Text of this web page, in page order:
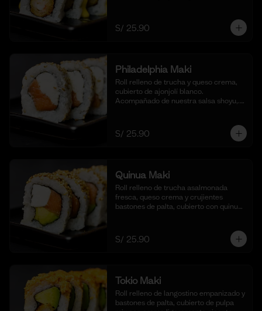
S/ 25.90
Philadelphia Maki
Roll relleno de trucha y queso crema,
cubierto de ajonjolí blanco.
Acompañado de nuestra salsa shoyu,.
S/ 25.90
Quinua Maki
Roll relleno de trucha asalmonada
fresca, queso crema y crujientes
bastones de palta, cubierto con quinua
S/ 25.90
Tokio Maki
Roll relleno de langostino empanizado y
bastones de palta, cubierto de pulpa